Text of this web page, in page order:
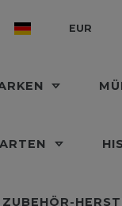
EUR
ZUBEHÖR-